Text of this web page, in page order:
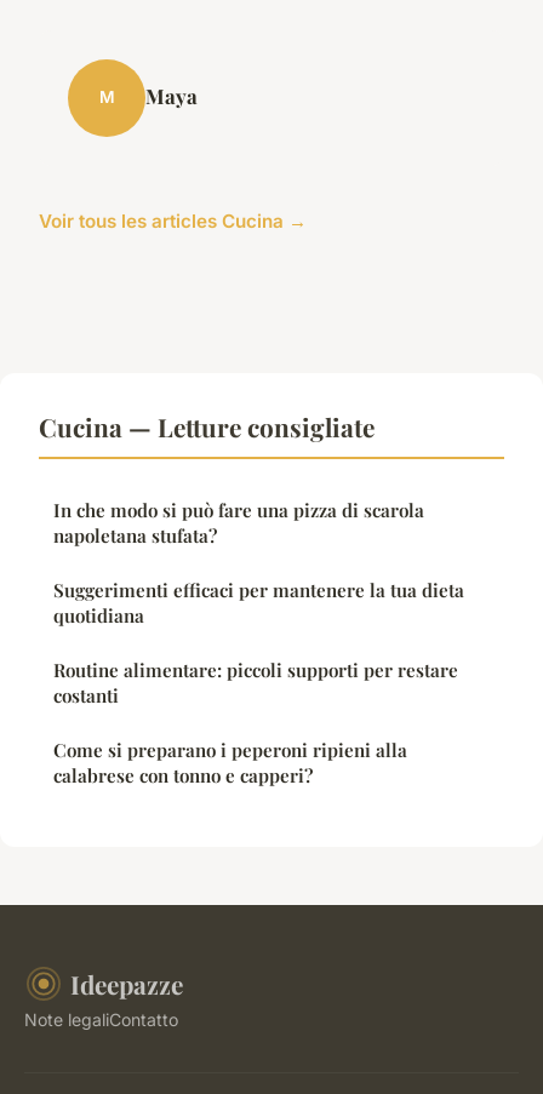
M Maya
Voir tous les articles Cucina →
Cucina — Letture consigliate
In che modo si può fare una pizza di scarola
napoletana stufata?
Suggerimenti efficaci per mantenere la tua dieta
quotidiana
Routine alimentare: piccoli supporti per restare
costanti
Come si preparano i peperoni ripieni alla
calabrese con tonno e capperi?
Ideepazze
Note legaliContatto